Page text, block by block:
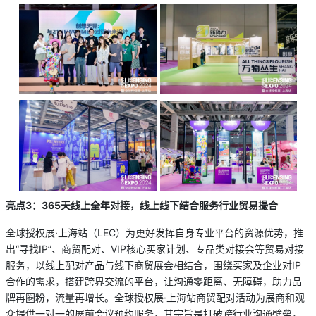
亮点3：365天线上全年对接，线上线下结合服务行业贸易撮合
全球授权展·上海站（LEC）为更好发挥自身专业平台的资源优势，推
出“寻找IP”、商贸配对、VIP核心买家计划、专品类对接会等贸易对接
服务，以线上配对产品与线下商贸展会相结合，围绕买家及企业对IP
合作的需求，搭建跨界交流的平台，让沟通零距离、无障碍，助力品
牌再圈粉，流量再增长。全球授权展·上海站商贸配对活动为展商和观